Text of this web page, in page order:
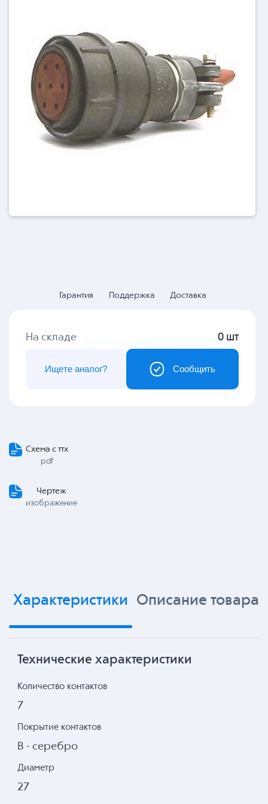
Гарантия Поддержка Доставка
На складе 0 шт
Сообщить
Ищете аналог?
Схема с ттх
pdf
Чертеж
изображение
Характеристики Описание товара
Технические характеристики
Количество контактов
7
Покрытие контактов
В - серебро
Диаметр
27